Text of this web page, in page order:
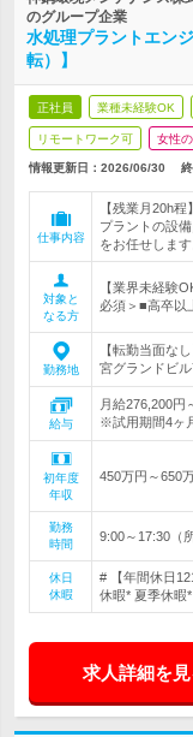
のグループ企業
水処理プラントエン
転）】
正社員 業種未経験OK
リモートワーク可 女性
情報更新日：2026/06/30
仕事内容
【残業月20h
プラントの設
をお任せします
対象と
なる方
【業界未経験
必須＞■高卒以
勤務地
【転勤当面な
宮グランドビ
給与
月給276,200
※試用期間4ヶ
初年度
年収
450万円～650
勤務
時間
9:00～17:30（
休日
休暇
# 【年間休日
休暇* 夏季休暇
求人詳細を見